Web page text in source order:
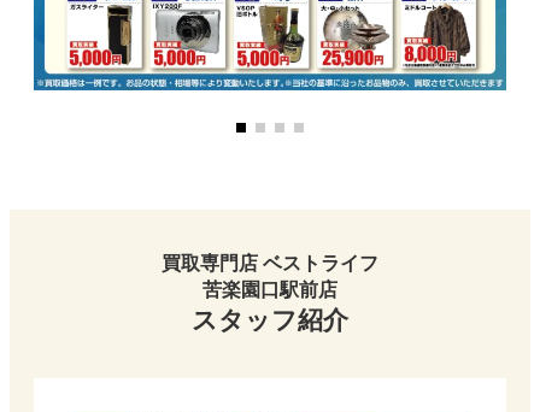
買取専門店 ベストライフ
苦楽園口駅前店
スタッフ紹介